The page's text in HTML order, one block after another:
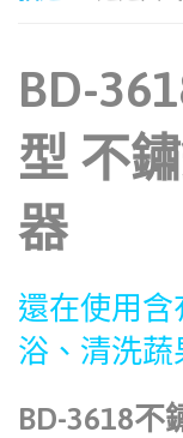
BD-
型 不
器
還在使用
浴、 清洗蔬
BD-3618不